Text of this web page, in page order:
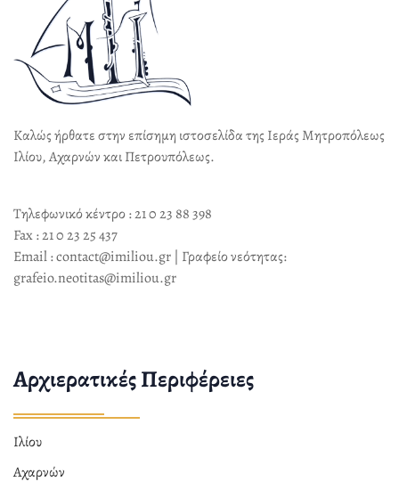
Καλώς ήρθατε στην επίσημη ιστοσελίδα της Ιεράς Μητροπόλεως
Ιλίου, Αχαρνών και Πετρουπόλεως.
Τηλεφωνικό κέντρο : 21 0 23 88 398
Fax : 21 0 23 25 437
Email : contact@imiliou.gr | Γραφείο νεότητας:
grafeio.neotitas@imiliou.gr
Αρχιερατικές Περιφέρειες
Ιλίου
Αχαρνών